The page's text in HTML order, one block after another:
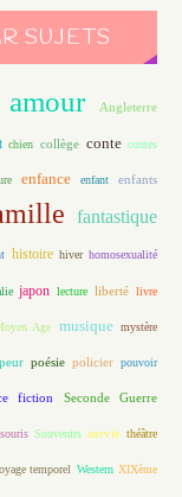
SUJETS
amour Angleterre
chien collège conte contes
enfance enfant enfants
fantastique
histoire hiver homosexualité
japon lecture liberté livre
Age musique mystère
peur poésie policier pouvoir
fiction Seconde Guerre
souris Souvenirs survie théâtre
temporel Western XIXème